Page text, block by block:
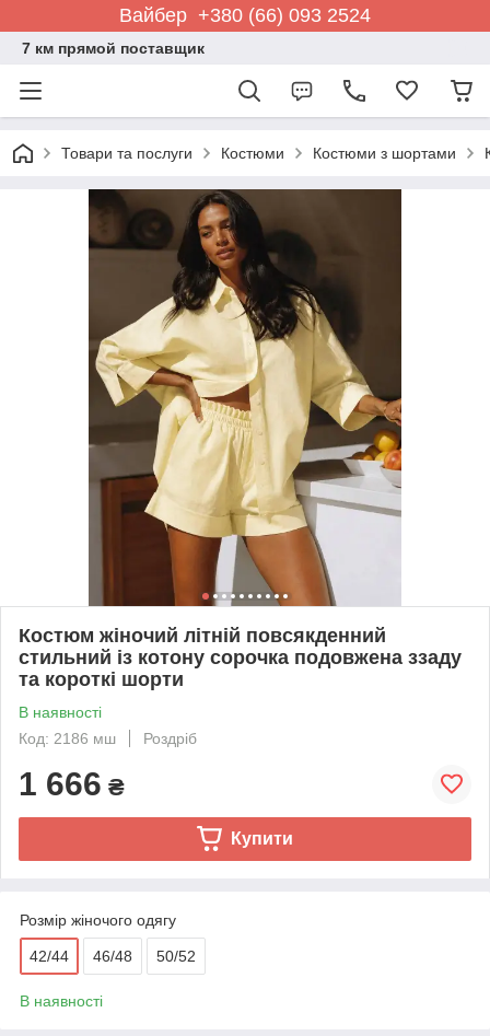
Вайбер +380 (66) 093 2524
7 км прямой поставщик
Товари та послуги Костюми Костюми з шортами
Костюм жіночий літній повсякденний
стильний із котону сорочка подовжена ззаду
та короткі шорти
В наявності
Код: 2186 мш
Роздріб
1 666 ₴
Купити
Розмір жіночого одягу
42/44 46/48 50/52
В наявності